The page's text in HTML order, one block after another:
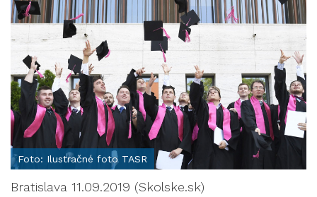
Foto: Ilustračné foto TASR
Bratislava 11.09.2019 (Skolske.sk)